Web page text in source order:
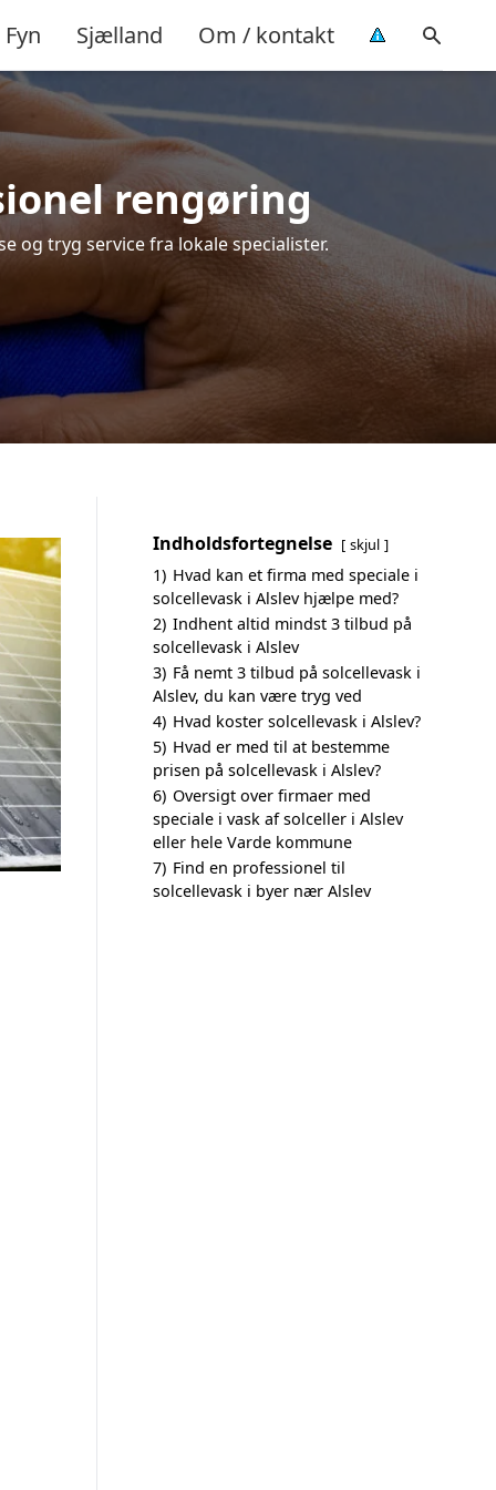
Fyn Sjælland Om / kontakt
rengøring
og tryg service fra lokale specialister.
Indholdsfortegnelse skjul
1) Hvad kan et firma med speciale i
solcellevask i Alslev hjælpe med?
2) Indhent altid mindst 3 tilbud på
solcellevask i Alslev
3) Få nemt 3 tilbud på solcellevask i
Alslev, du kan være tryg ved
4) Hvad koster solcellevask i Alslev?
5) Hvad er med til at bestemme
prisen på solcellevask i Alslev?
6) Oversigt over firmaer med
speciale i vask af solceller i Alslev
eller hele Varde kommune
7) Find en professionel til
solcellevask i byer nær Alslev